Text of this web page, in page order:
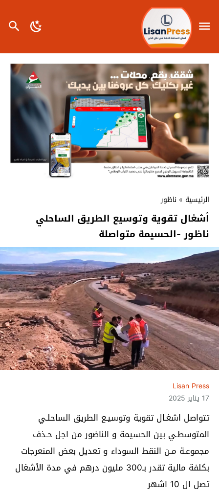
الرئيسية » ناظور
أشغال تقوية وتوسيع الطريق الساحلي
ناظور -الحسيمة متواصلة
Lisan Press
17 يناير 2025
تتواصل اشغـال تقوية وتوسيـع الطريق الساحلـي
المتوسطـي بين الحسيمة و الناضور من اجل حـذف
مجموعـة مـن النقط السوداء و تعديل بعض المنعرجات
بكلفة مالية تقدر بـ300 مليون درهم في مدة الأشغال
تصل ال 10 اشهر